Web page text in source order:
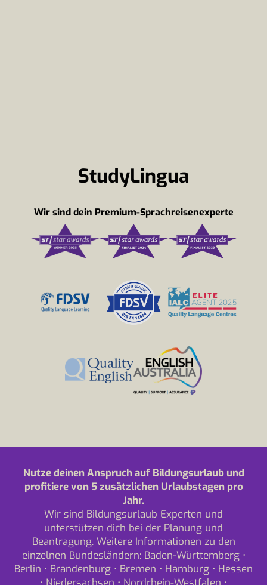
StudyLingua
Wir sind dein Premium-Sprachreisenexperte
Nutze deinen Anspruch auf Bildungsurlaub und
profitiere von 5 zusätzlichen Urlaubstagen pro
Jahr.
Wir sind Bildungsurlaub Experten und
unterstützen dich bei der Planung und
Beantragung. Weitere Informationen zu den
einzelnen Bundesländern: Baden-Württemberg•
Berlin • Brandenburg • Bremen • Hamburg • Hessen